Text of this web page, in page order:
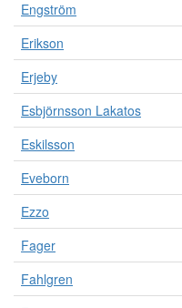
Engström
Erikson
Erjeby
Esbjörnsson Lakatos
Eskilsson
Eveborn
Ezzo
Fager
Fahlgren